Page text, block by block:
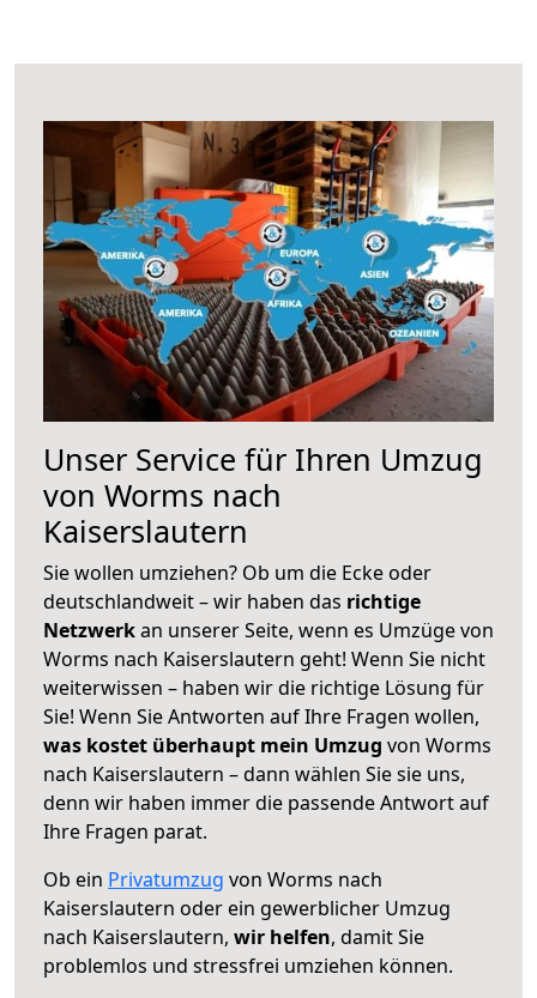
Unser Service für Ihren Umzug
von Worms nach
Kaiserslautern
Sie wollen umziehen? Ob um die Ecke oder
deutschlandweit – wir haben das richtige
Netzwerkan unserer Seite, wenn es Umzüge von
Worms nach Kaiserslautern geht! Wenn Sie nicht
weiterwissen – haben wir die richtige Lösung für
Sie! Wenn Sie Antworten auf Ihre Fragen wollen,
was kostet überhaupt mein Umzug von Worms
nach Kaiserslautern – dann wählen Sie sie uns,
denn wir haben immer die passende Antwort auf
Ihre Fragen parat.
Ob ein Privatumzug von Worms nach
Kaiserslautern oder ein gewerblicher Umzug
nach Kaiserslautern, wir helfen, damit Sie
problemlos und stressfrei umziehen können.